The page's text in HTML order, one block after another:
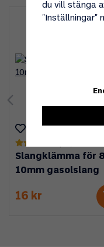
Slangklämma för
10mm gasolslang
16 kr
du vill stänga
"Inställningar"